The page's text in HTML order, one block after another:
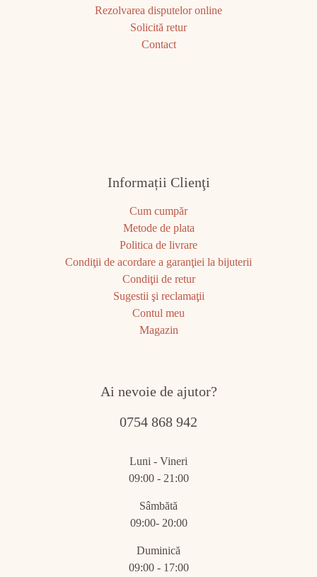
Rezolvarea disputelor online
Solicită retur
Contact
Informații Clienţi
Cum cumpăr
Metode de plata
Politica de livrare
Condiţii de acordare a garanţiei la bijuterii
Condiţii de retur
Sugestii şi reclamaţii
Contul meu
Magazin
Ai nevoie de ajutor?
0754 868 942
Luni - Vineri
09:00 - 21:00
Sâmbătă
09:00- 20:00
Duminică
09:00 - 17:00